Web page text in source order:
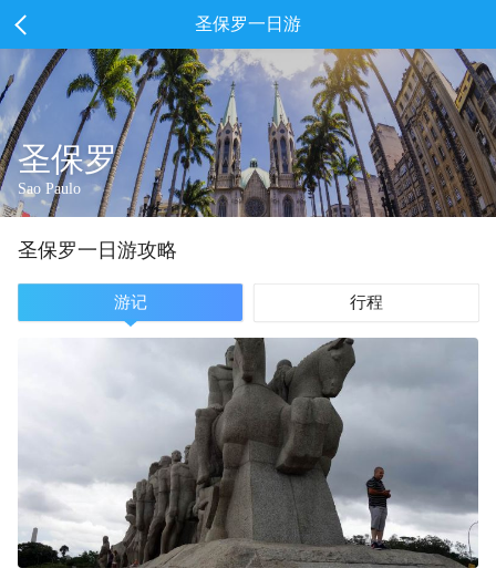
圣保罗一日游
圣保罗
Sao Paulo
圣保罗一 日游攻略
游记 行程